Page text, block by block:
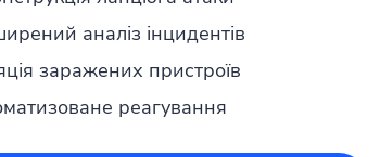
аналіз інцидентів
заражених пристроїв
реагування